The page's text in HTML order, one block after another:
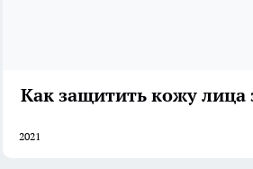
Как защитить кожу лица
2021